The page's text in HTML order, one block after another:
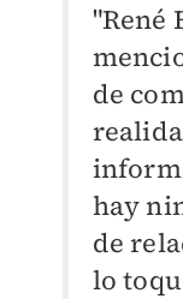
"René
de
hay
de
lo